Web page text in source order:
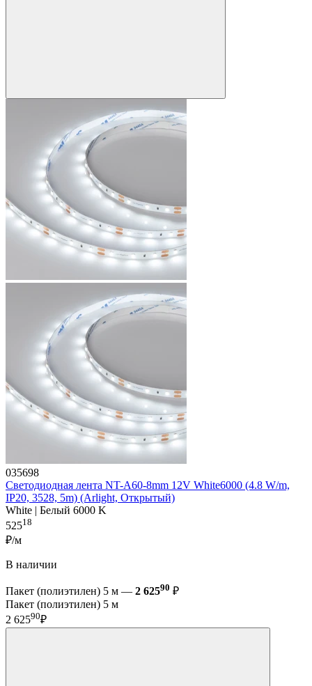
035698
Светодиодная лента NT-A60-8mm 12V White6000 (4.8 W/m,
IP20, 3528, 5m) (Arlight, Открытый)
White | Белый 6000 K
52518
₽/м
В наличии
Пакет (полиэтилен) 5 м — 2 62590 ₽
Пакет (полиэтилен) 5 м
2 62590₽